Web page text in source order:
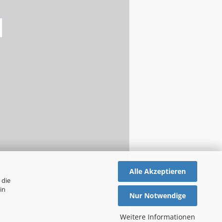
die
Alle Akzeptieren
Nur Notwendige
Weitere Informationen